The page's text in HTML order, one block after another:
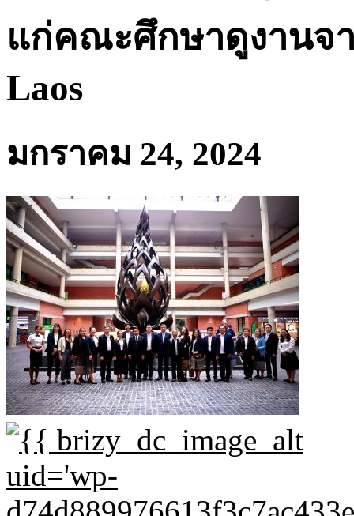
แก่คณะศึกษาดูงานจา
Laos
มกราคม 24, 2024